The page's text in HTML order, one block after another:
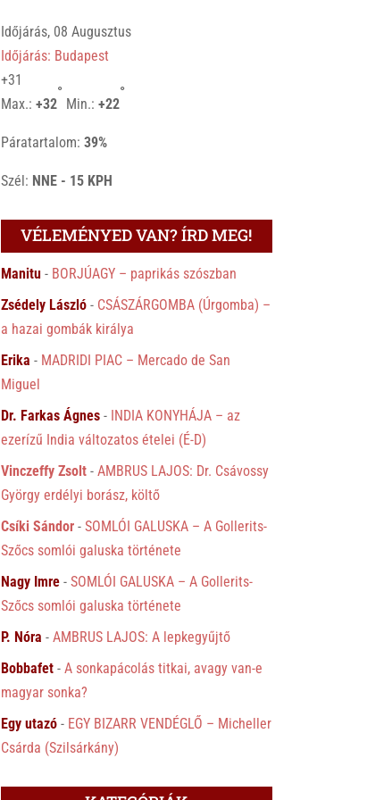
Időjárás, 08 Augusztus
Időjárás: Budapest
+31
Max.:+32
°
Min.:+22
°
Páratartalom:39%
Szél: NNE - 15 KPH
VÉLEMÉNYED VAN? ÍRD MEG!
Manitu - BORJÚAGY – paprikás szószban
Zsédely László - CSÁSZÁRGOMBA (Úrgomba) –
a hazai gombák királya
Erika - MADRIDI PIAC – Mercado de San
Miguel
Dr. Farkas Ágnes - INDIA KONYHÁJA – az
ezerízű India változatos ételei (É-D)
Vinczeffy Zsolt -AMBRUS LAJOS: Dr. Csávossy
György erdélyi borász, költő
Csíki Sándor -SOMLÓI GALUSKA – A Gollerits-
Szőcs somlói galuska története
Nagy Imre -SOMLÓI GALUSKA – A Gollerits-
Szőcs somlói galuska története
P. Nóra -AMBRUS LAJOS: A lepkegyűjtő
Bobbafet -A sonkapácolás titkai, avagy van-e
magyar sonka?
Egy utazó - EGY BIZARR VENDÉGLŐ – Micheller
Csárda (Szilsárkány)